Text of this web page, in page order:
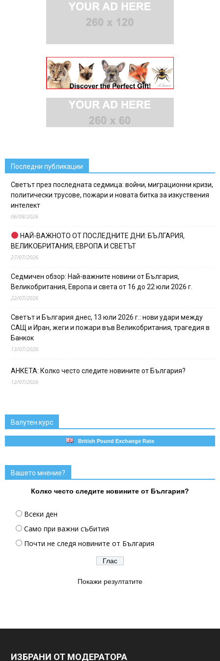
Последни публикации
Светът през последната седмица: войни, миграционни кризи,
политически трусове, пожари и новата битка за изкуствения
интелект
06/08/2026
НАЙ-ВАЖНОТО ОТ ПОСЛЕДНИТЕ ДНИ: БЪЛГАРИЯ,
ВЕЛИКОБРИТАНИЯ, ЕВРОПА И СВЕТЪТ
27/07/2026
Седмичен обзор: Най-важните новини от България,
Великобритания, Европа и света от 16 до 22 юли 2026 г.
22/07/2026
Светът и България днес, 13 юли 2026 г.: нови удари между
САЩ и Иран, жеги и пожари във Великобритания, трагедия в
Банкок
13/07/2026
АНКЕТА: Колко често следите новините от България?
12/07/2026
Валутен курс
British Pound Exchange Rate
Вашето мнение?
Колко често следите новините от България?
Всеки ден
Само при важни събития
Почти не следя новините от България
Покажи резултатите
ИЗБРАНИ ОТ МОДЕРАТОРА